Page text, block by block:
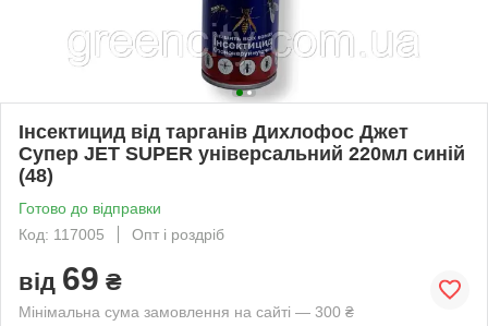
Інсектицид від тарганів Дихлофос Джет
Супер JET SUPER універсальний 220мл синій
(48)
Готово до відправки
Код: 117005
Опт і роздріб
від 69 ₴
Мінімальна сума замовлення на сайті — 300 ₴